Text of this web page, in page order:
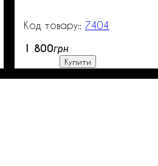
7404
1 800грн
Купити